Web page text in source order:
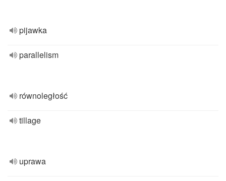
pijawka
parallelism
równoległość
tillage
uprawa